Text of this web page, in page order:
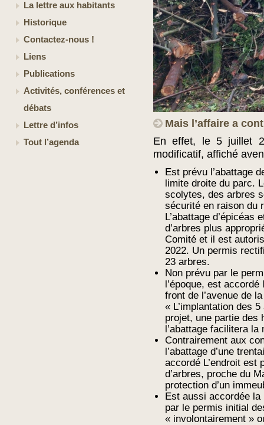
La lettre aux habitants
Historique
Contactez-nous !
Liens
Publications
Activités, conférences et
débats
Lettre d’infos
Tout l’agenda
Mais l’affaire a
En effet, le 5 juillet
modificatif, affiché
Est prévu l’abattage
limite droite du parc.
scolytes, des arbres
sécurité en raison du
L’abattage d’épicéas
d’arbres plus
Comité et il est
2022. Un permis
23 arbres.
Non prévu par le
l’époque, est
front de l’avenue de
« L’implantation des
projet, une partie des
l’abattage facilitera
Contrairement aux
l’abattage d’une
accordé L’endroit est
d’arbres, proche du
protection d’un
Est aussi accordée la
par le permis initial
« involontairement »